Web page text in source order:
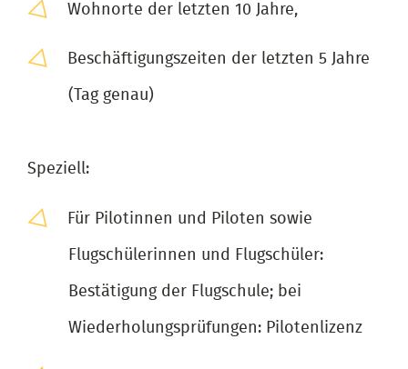
Wohnorte der letzten 10 Jahre,
Beschäftigungszeiten der letzten 5 Jahre
(Tag genau)
Speziell:
Für Pilotinnen und Piloten sowie
Flugschülerinnen und Flugschüler:
Bestätigung der Flugschule; bei
Wiederholungsprüfungen: Pilotenlizenz